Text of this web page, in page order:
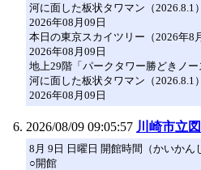
河に面した板状タワマン（2026.8.1）
2026年08月09日
本日の東京スカイツリー（2026年8
2026年08月09日
地上29階「パークタワー勝どきノ
河に面した板状タワマン（2026.8.1）
2026年08月09日
2026/08/09 09:05:57 川崎市立
8月 9日 日曜日 開館時間（かいかん
○開館